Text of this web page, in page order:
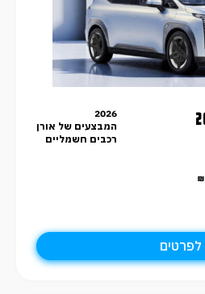
₪
2026
המבצעים של אורן
רכבים חשמליים
לפרטים